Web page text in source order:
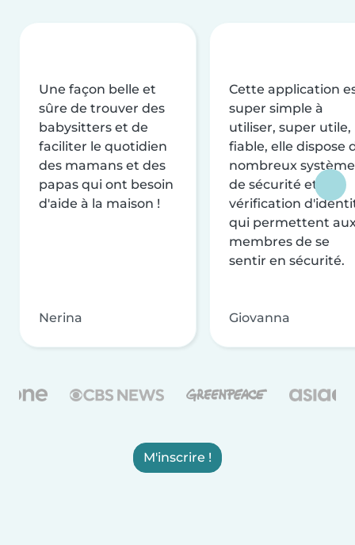
Une façon belle et
sûre de trouver des
babysitters et de
faciliter le quotidien
des mamans et des
papas qui ont besoin
d'aide à la maison !
Nerina
Cette application
super simple à
utiliser, super utile,
fiable, elle dispose
nombreux
de sécurité et de
vérification
qui permettent
membres de se
sentir en sécurité.
Giovanna
M'inscrire !